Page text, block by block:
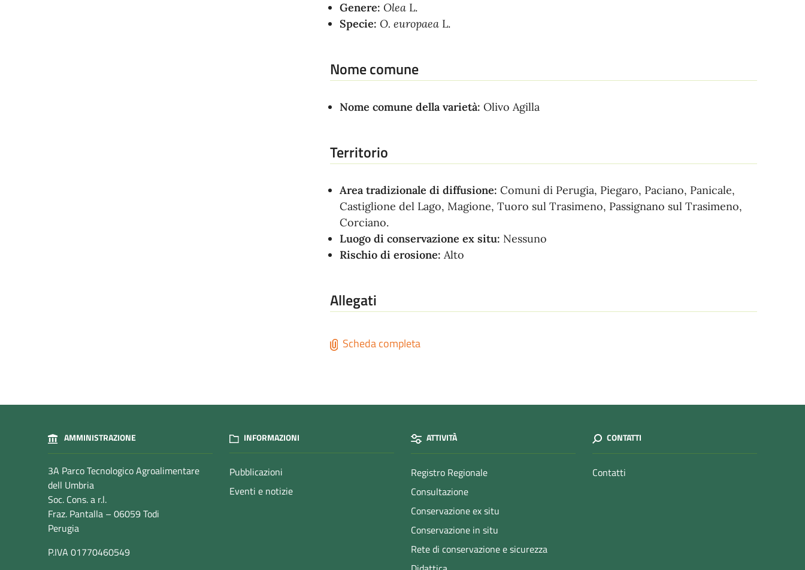
Genere: Olea L.
Specie: O. europaea L.
Nome comune
Nome comune della varietà:Olivo Agilla
Territorio
Area tradizionale di diffusione:Comuni di Perugia, Piegaro, Paciano, Panicale,
Castiglione del Lago, Magione, Tuoro sul Trasimeno, Passignano sul Trasimeno,
Corciano.
Luogo di conservazione ex situ: Nessuno
Rischio di erosione:Alto
Allegati
Scheda completa
AMMINISTRAZIONE
3A Parco Tecnologico Agroalimentare
dell Umbria
Soc. Cons. a r.l.
Fraz. Pantalla – 06059 Todi
Perugia
P.IVA 01770460549
INFORMAZIONI
Pubblicazioni
Eventi e notizie
ATTIVITÀ
Registro Regionale
Consultazione
Conservazione ex situ
Conservazione in situ
Rete di conservazione e sicurezza
CONTATTI
Contatti